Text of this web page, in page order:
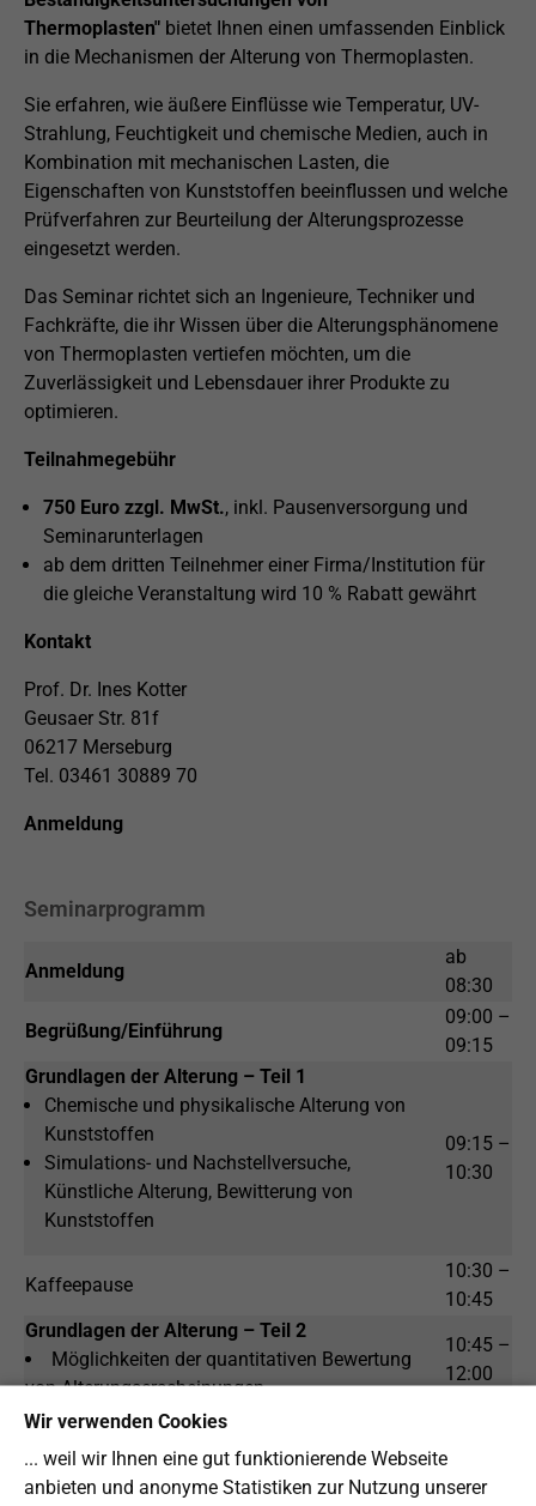
Thermoplasten" bietet Ihnen einen umfassenden Einblick
in die Mechanismen der Alterung von Thermoplasten.
Sie erfahren, wie äußere Einflüsse wie Temperatur, UV-
Strahlung, Feuchtigkeit und chemische Medien, auch in
Kombination mit mechanischen Lasten, die
Eigenschaften von Kunststoffen beeinflussen und welche
Prüfverfahren zur Beurteilung der Alterungsprozesse
eingesetzt werden.
Das Seminar richtet sich an Ingenieure, Techniker und
Fachkräfte, die ihr Wissen über die Alterungsphänomene
von Thermoplasten vertiefen möchten, um die
Zuverlässigkeit und Lebensdauer ihrer Produkte zu
optimieren.
Teilnahmegebühr
750 Euro zzgl. MwSt., inkl. Pausenversorgung und
Seminarunterlagen
ab dem dritten Teilnehmer einer Firma/Institution für
die gleiche Veranstaltung wird 10 % Rabatt gewährt
Kontakt
Prof. Dr. Ines Kotter
Geusaer Str. 81f
06217 Merseburg
Tel. 03461 30889 70
Anmeldung
Seminarprogramm
Anmeldung
ab
08:30
Begrüßung/Einführung
09:00 –
09:15
Grundlagen der Alterung – Teil 1
Chemische und physikalische Alterung von
Kunststoffen
Simulations- und Nachstellversuche,
Künstliche Alterung, Bewitterung von
Kunststoffen
09:15 –
10:30
Kaffeepause
10:30 –
10:45
Grundlagen der Alterung – Teil 2
Möglichkeiten der quantitativen Bewertung
von Alterungserscheinungen
10:45 –
12:00
Mittagspause
Praxis
12:30 –
Wir verwenden Cookies
... weil wir Ihnen eine gut funktionierende Webseite
anbieten und anonyme Statistiken zur Nutzung unserer